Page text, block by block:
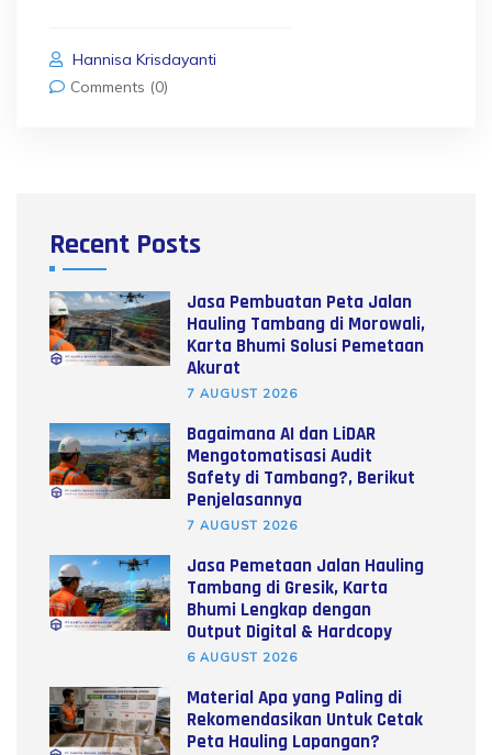
Hannisa Krisdayanti
Comments (0)
Recent Posts
Jasa Pembuatan Peta Jalan
Hauling Tambang di Morowali,
Karta Bhumi Solusi Pemetaan
Akurat
7 AUGUST 2026
Bagaimana AI dan LiDAR
Mengotomatisasi Audit
Safety di Tambang?, Berikut
Penjelasannya
7 AUGUST 2026
Jasa Pemetaan Jalan Hauling
Tambang di Gresik, Karta
Bhumi Lengkap dengan
Output Digital & Hardcopy
6 AUGUST 2026
Material Apa yang Paling di
Rekomendasikan Untuk Cetak
Peta Hauling Lapangan?